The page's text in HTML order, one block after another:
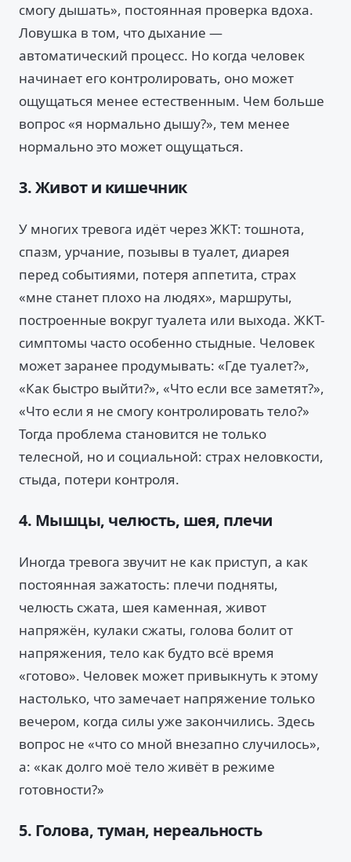
смогу дышать», постоянная проверка вдоха.
Ловушка в том, что дыхание —
автоматический процесс. Но когда человек
начинает его контролировать, оно может
ощущаться менее естественным. Чем больше
вопрос «я нормально дышу?», тем менее
нормально это может ощущаться.
3. Живот и кишечник
У многих тревога идёт через ЖКТ: тошнота,
спазм, урчание, позывы в туалет, диарея
перед событиями, потеря аппетита, страх
«мне станет плохо на людях», маршруты,
построенные вокруг туалета или выхода. ЖКТ-
симптомы часто особенно стыдные. Человек
может заранее продумывать: «Где туалет?»,
«Как быстро выйти?», «Что если все заметят?»,
«Что если я не смогу контролировать тело?»
Тогда проблема становится не только
телесной, но и социальной: страх неловкости,
стыда, потери контроля.
4. Мышцы, челюсть, шея, плечи
Иногда тревога звучит не как приступ, а как
постоянная зажатость: плечи подняты,
челюсть сжата, шея каменная, живот
напряжён, кулаки сжаты, голова болит от
напряжения, тело как будто всё время
«готово». Человек может привыкнуть к этому
настолько, что замечает напряжение только
вечером, когда силы уже закончились. Здесь
вопрос не «что со мной внезапно случилось»,
а: «как долго моё тело живёт в режиме
готовности?»
5. Голова, туман, нереальность